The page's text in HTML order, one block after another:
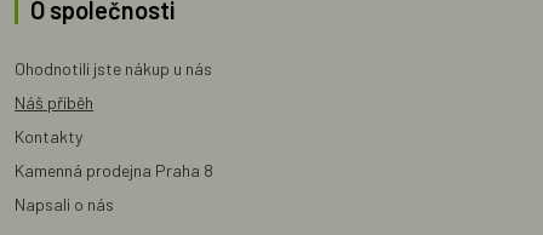
O společnosti
Ohodnotili jste nákup u nás
Náš příběh
Kontakty
Kamenná prodejna Praha 8
Napsali o nás